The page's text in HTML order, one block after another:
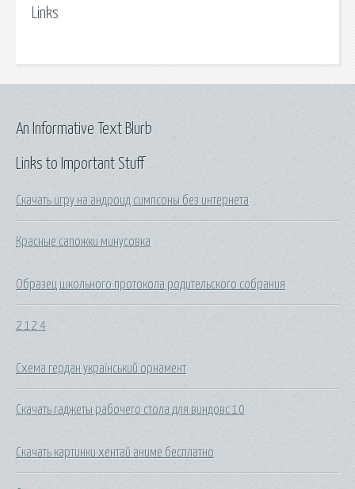
Links
Links to Important Stuff
Скачать игру на андроид симпсоны без интернета
Красные сапожки минусовка
Образец школьного протокола родительского собрания
2 12 4
Схема гердан український орнамент
Скачать гаджеты рабочего стола для виндовс 10
Скачать картинки хентай аниме бесплатно
An Informative Text Blurb